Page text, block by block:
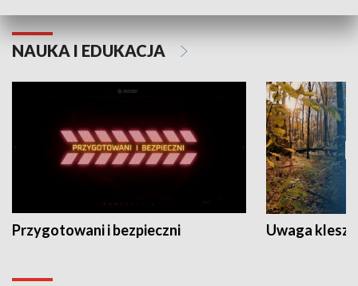
NAUKA I EDUKACJA
Przygotowani i bezpieczni Uwaga